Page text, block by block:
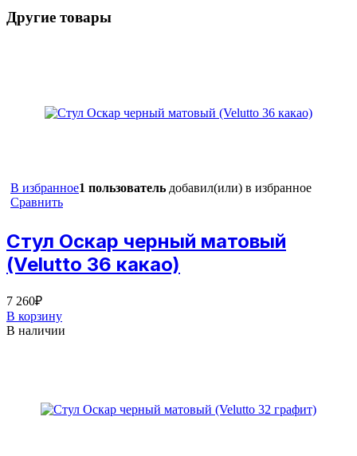
Другие товары
В избранное1 пользователь добавил(или) в избранное
Сравнить
Стул Оскар черный матовый
(Velutto 36 какао)
7 260₽
В корзину
В наличии